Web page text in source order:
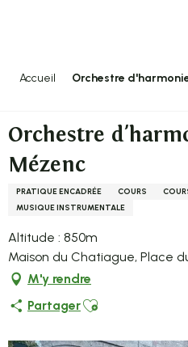
Accueil Orchestre
Orchestre
Mézenc
PRATIQUE ENCADRÉE COURS
MUSIQUE INSTRUMENTALE
Altitude : 850m
Maison du Chatiague, Place
M'y rendre
PartagerAjouter aux favoris